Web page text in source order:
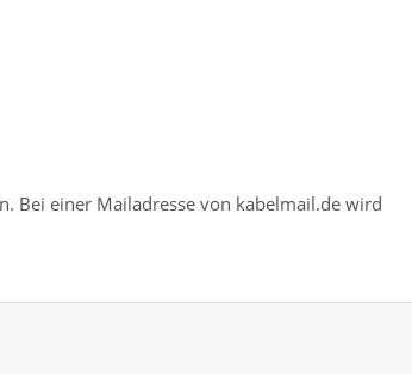
Bei einer Mailadresse von kabelmail.de wird